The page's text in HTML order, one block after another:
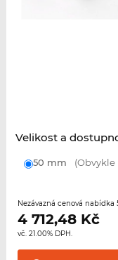
Velikost a
50 mm
Nezávazná cenová nabídka
4 712,48Kč
vč. 21.00% DPH.